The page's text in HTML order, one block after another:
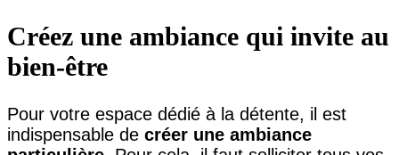
Créez une ambiance qui invite au
bien-être
Pour votre espace dédié à la détente, il est
indispensable de créer une ambiance